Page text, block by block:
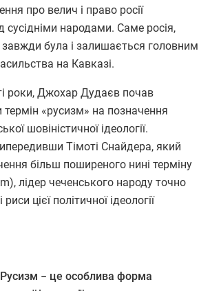
про велич і право росії
народами. Саме росія,
була і залишається головним
на Кавказі.
роки, Джохар Дудаєв почав
термін «русизм» на позначення
шовіністичної ідеології.
Тімоті Снайдера, який
більш поширеного нині терміну
лідер чеченського народу точно
цієї політичної ідеології
− це особлива форма